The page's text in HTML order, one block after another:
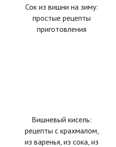
Сок из вишни на зиму:
простые рецепты
приготовления
Вишневый кисель:
рецепты с крахмалом,
из варенья, из сока, из